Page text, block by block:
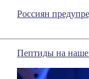
Россиян
Пептиды на